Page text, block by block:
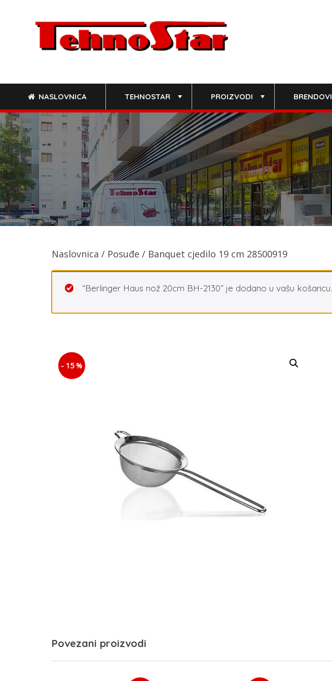
NASLOVNICA TEHNOSTAR PROIZVODI BRENDOVI
Naslovnica / Posuđe / Banquet cjedilo 19 cm 28500919
“Berlinger Haus nož 20cm BH-2130” je dodano u vašu košaricu.
- 15 %
Povezani proizvodi